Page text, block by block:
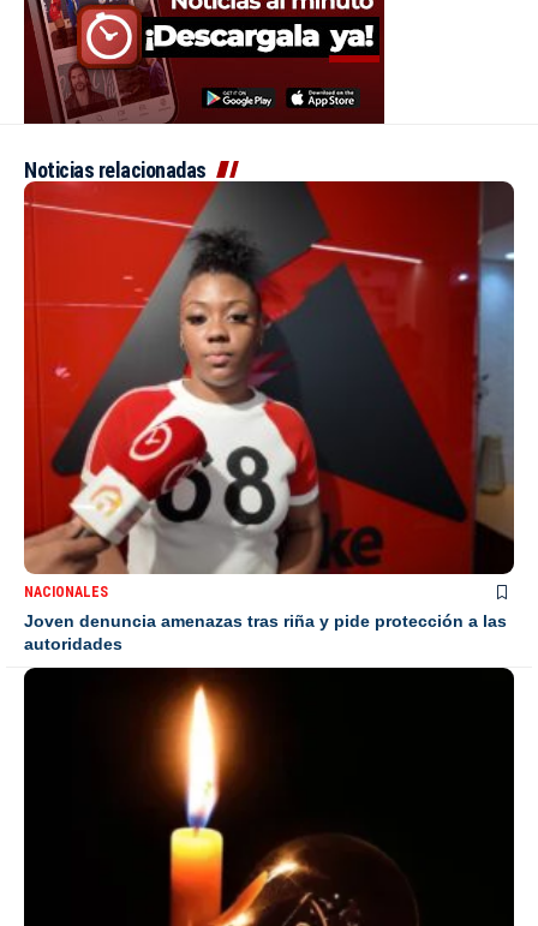
Noticias relacionadas
NACIONALES
Joven denuncia amenazas tras riña y pide protección a las
autoridades